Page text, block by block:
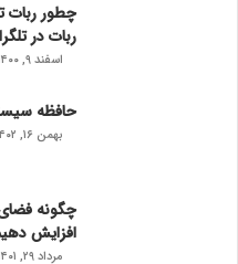
چطور ربات
ربات در
اسفند ۹, ۱۴۰۰
حافظه
بهمن ۱۶, ۱۴۰۲
چگونه
افزایش
مرداد ۲۹, ۱۴۰۱